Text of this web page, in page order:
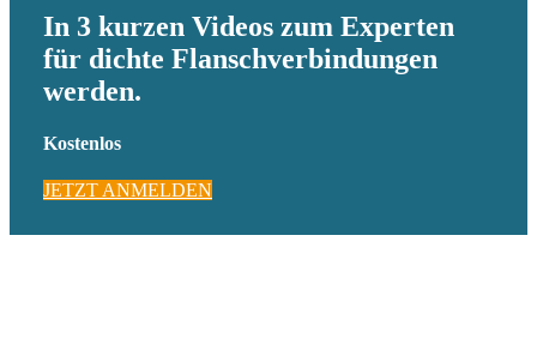
In 3 kurzen Videos zum Experten
für dichte Flansch­ver­bin­dungen
werden.
Kostenlos
JETZT ANMELDEN